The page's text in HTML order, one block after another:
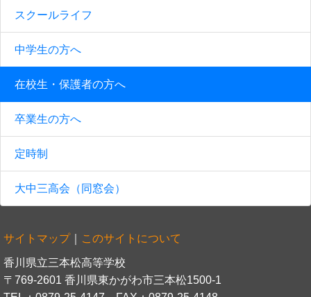
スクールライフ
中学生の方へ
在校生・保護者の方へ
卒業生の方へ
定時制
大中三高会（同窓会）
サイトマップ｜ このサイトについて
香川県立三本松高等学校
〒769-2601 香川県東かがわ市三本松1500-1